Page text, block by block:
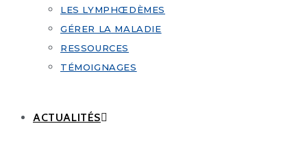
LES LYMPHŒDÈMES
GÉRER LA MALADIE
RESSOURCES
TÉMOIGNAGES
ACTUALITÉS